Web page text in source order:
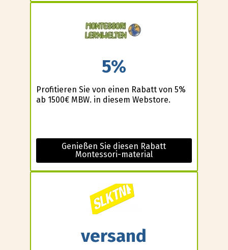
5%
Profitieren Sie von einen Rabatt von 5%
ab 1500€ MBW. in diesem Webstore.
Genießen Sie diesen Rabatt
Montessori-material
versand